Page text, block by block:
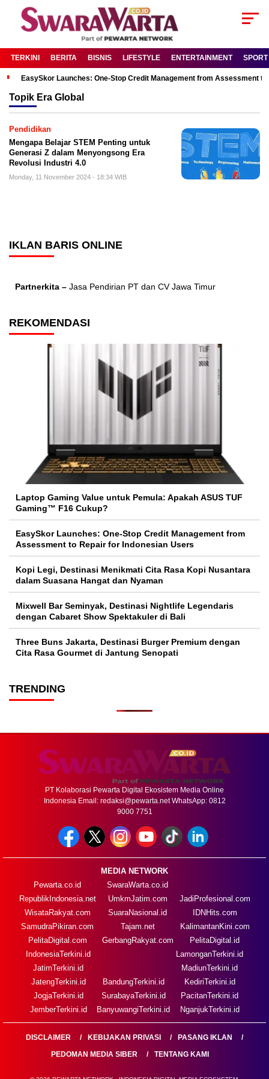
TERKINI BERITA BISNIS LIFESTYLE ENTERTAINMENT SPORT
EasySkor Launches: One-Stop Credit Management from Assessment
Topik Era Global
Pendidikan
Mengapa Belajar STEM Penting untuk
Generasi Z dalam Menyongsong Era
Revolusi Industri 4.0
Monday, 11 November 2024 - 18:34 WIB
IKLAN BARIS ONLINE
Partnerkita – Jasa Pendirian PT dan CV Jawa Timur
REKOMENDASI
Laptop Gaming Value untuk Pemula: Apakah ASUS TUF
Gaming™ F16 Cukup?
EasySkor Launches: One-Stop Credit Management from
Assessment to Repair for Indonesian Users
Kopi Legi, Destinasi Menikmati Cita Rasa Kopi Nusantara
dalam Suasana Hangat dan Nyaman
Mixwell Bar Seminyak, Destinasi Nightlife Legendaris
dengan Cabaret Show Spektakuler di Bali
Three Buns Jakarta, Destinasi Burger Premium dengan
Cita Rasa Gourmet di Jantung Senopati
TRENDING
PT Kolaborasi Pewarta Digital Ekosistem Media Online
Indonesia Email: redaksi@pewarta.netWhatsApp: 0812
9000 7751
MEDIA NETWORK
Pewarta.co.id
RepublikIndonesia.net
WisataRakyat.com
SamudraPikiran.com
PelitaDigital.com
SwaraWarta.co.id
UmkmJatim.com
SuaraNasional.id
Tajam.net
GerbangRakyat.com
JadiProfesional.com
IDNHits.com
KalimantanKini.com
PelitaDigital.id
IndonesiaTerkini.id
JatimTerkini.id
JatengTerkini.id
JogjaTerkini.id
JemberTerkini.id
BandungTerkini.id
SurabayaTerkini.id
BanyuwangiTerkini.id
LamonganTerkini.id
MadiunTerkini.id
KediriTerkini.id
PacitanTerkini.id
NganjukTerkini.id
DISCLAIMER KEBIJAKAN PRIVASI
PASANG IKLAN
PEDOMAN MEDIA SIBER
TENTANG KAMI